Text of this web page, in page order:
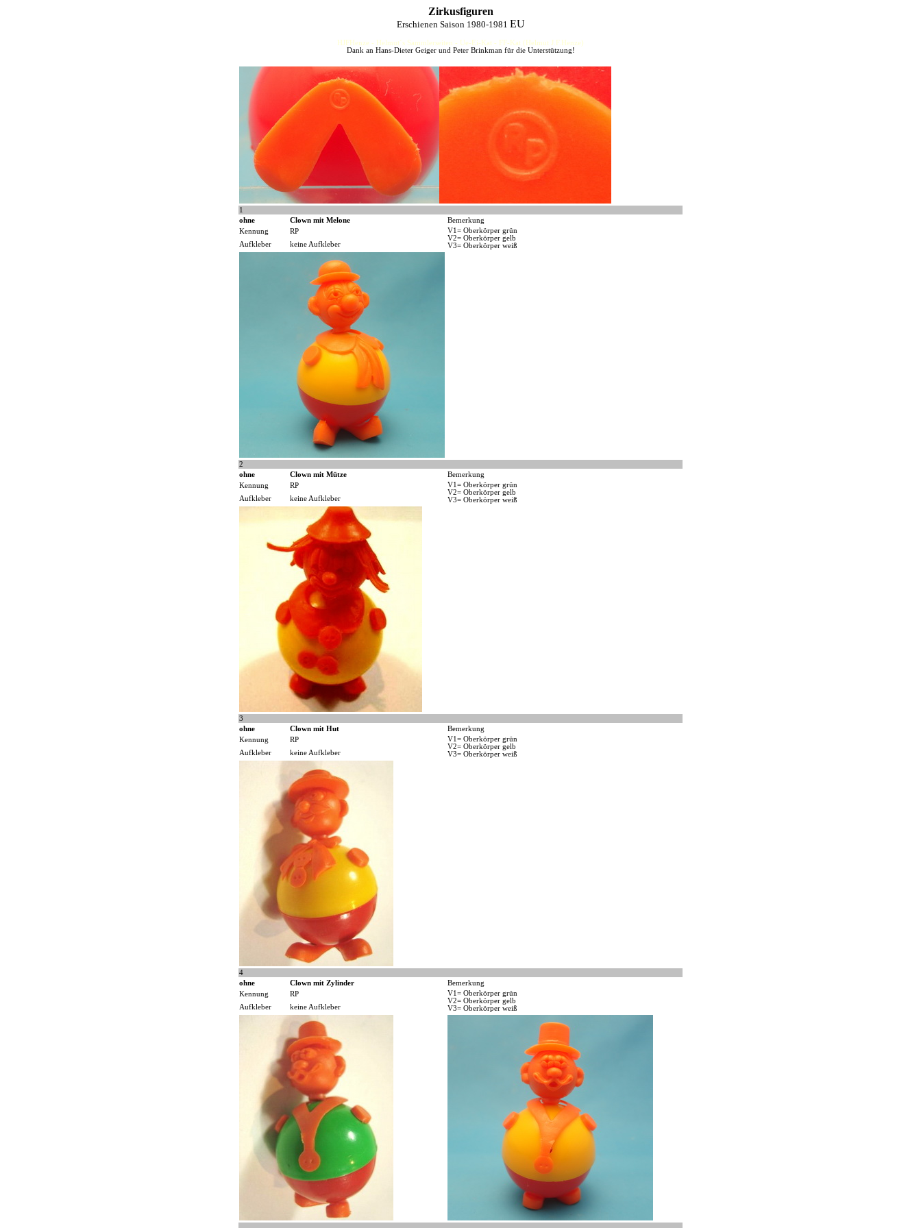
Zirkusfiguren
Erschienen Saison 1980-1981 EU
HJFHenze - Helmut´s Sammlerseiten - Ue-Ei-Kat - FF-Kat (Helmut J.F.Henze)
Dank an Hans-Dieter Geiger und Peter Brinkman für die Unterstützung!
1
ohne
Clown mit Melone
Bemerkung
Kennung
RP
V1= Oberkörper grün
V2= Oberkörper gelb
V3= Oberkörper weiß
Aufkleber keine Aufkleber
2
ohne
Clown mit Mütze
Bemerkung
Kennung
RP
V1= Oberkörper grün
V2= Oberkörper gelb
V3= Oberkörper weiß
Aufkleber keine Aufkleber
3
ohne
Clown mit Hut
Bemerkung
Kennung
RP
V1= Oberkörper grün
V2= Oberkörper gelb
V3= Oberkörper weiß
Aufkleber keine Aufkleber
4
ohne
Clown mit Zylinder
Bemerkung
Kennung
RP
V1= Oberkörper grün
V2= Oberkörper gelb
V3= Oberkörper weiß
Aufkleber keine Aufkleber